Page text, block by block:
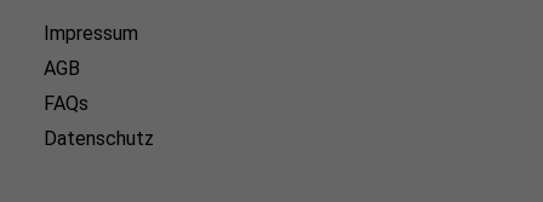
Impressum
AGB
FAQs
Datenschutz